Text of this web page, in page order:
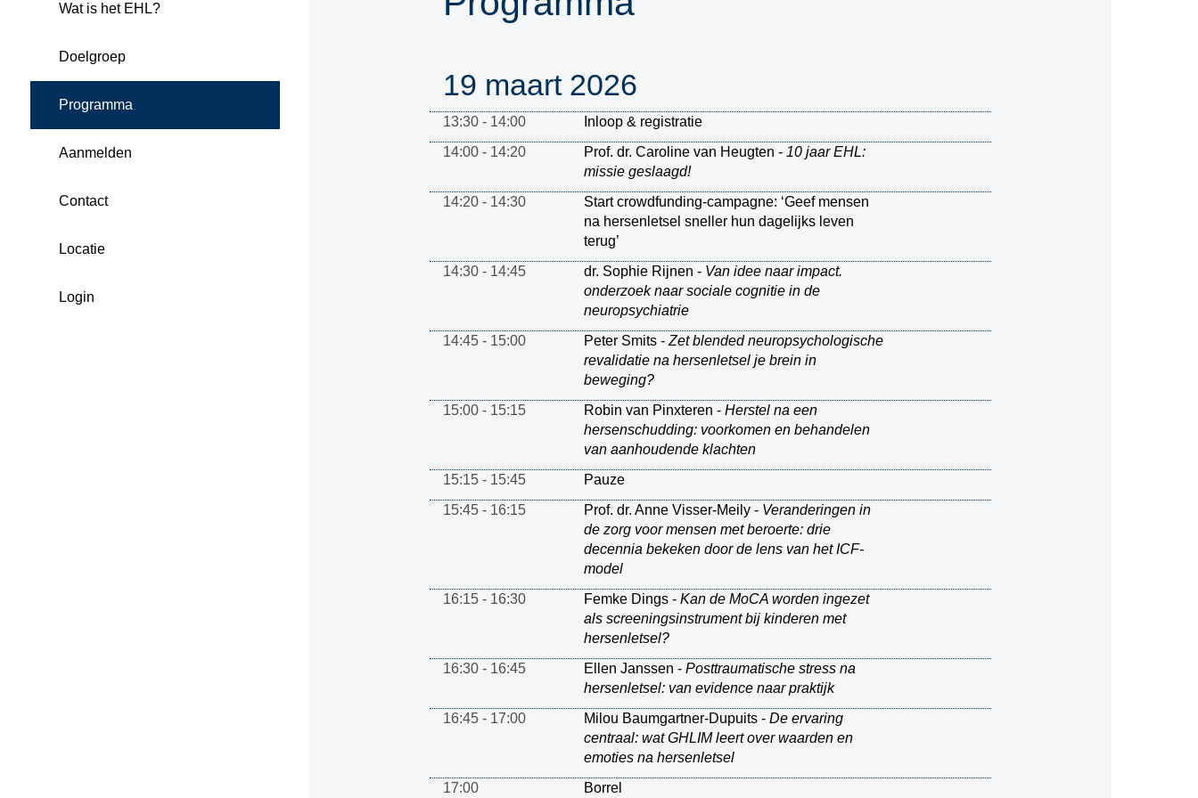
Wat is het EHL?
Doelgroep
Programma
Aanmelden
Contact
Locatie
Login
19 maart 2026
13:30 - 14:00
Inloop & registratie
14:00 - 14:20
Prof. dr. Caroline van Heugten - 10 jaar EHL:
missie geslaagd!
14:20 - 14:30
Start crowdfunding-campagne: ‘Geef mensen
na hersenletsel sneller hun dagelijks leven
terug’
14:30 - 14:45
dr. Sophie Rijnen - Van idee naar impact.
onderzoek naar sociale cognitie in de
neuropsychiatrie
14:45 - 15:00
Peter Smits - Zet blended neuropsychologische
revalidatie na hersenletsel je brein in
beweging?
15:00 - 15:15
Robin van Pinxteren - Herstel na een
hersenschudding: voorkomen en behandelen
van aanhoudende klachten
15:15 - 15:45
Pauze
15:45 - 16:15
Prof. dr. Anne Visser-Meily - Veranderingen in
de zorg voor mensen met beroerte: drie
decennia bekeken door de lens van het ICF-
model
16:15 - 16:30
Femke Dings - Kan de MoCA worden ingezet
als screeningsinstrument bij kinderen met
hersenletsel?
16:30 - 16:45
Ellen Janssen - Posttraumatische stress na
hersenletsel: van evidence naar praktijk
16:45 - 17:00
Milou Baumgartner-Dupuits - De ervaring
centraal: wat GHLIM leert over waarden en
emoties na hersenletsel
17:00
Borrel